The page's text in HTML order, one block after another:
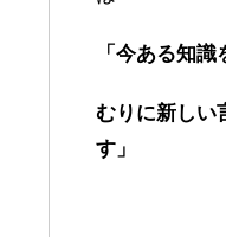
「今ある知
むりに新しい
す」